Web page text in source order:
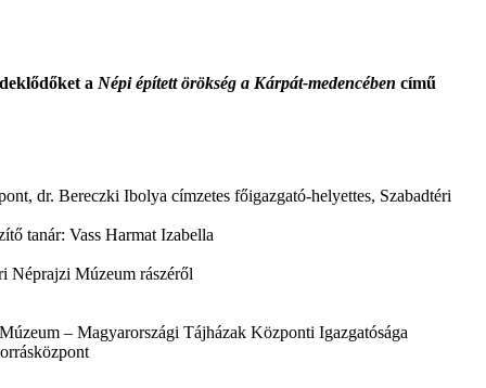
a Népi épített örökség a Kárpát-medencében című
dr. Bereczki Ibolya címzetes főigazgató-helyettes, Szabadtéri
tanár: Vass Harmat Izabella
Néprajzi Múzeum rászéről
– Magyarországi Tájházak Központi Igazgatósága